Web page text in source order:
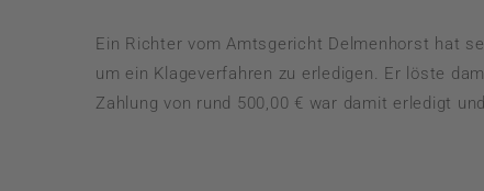
Ein Richter vom Amtsgericht Delmenhorst hat
um ein Klageverfahren zu erledigen. Er löste
Zahlung von rund 500,00 € war damit erledigt